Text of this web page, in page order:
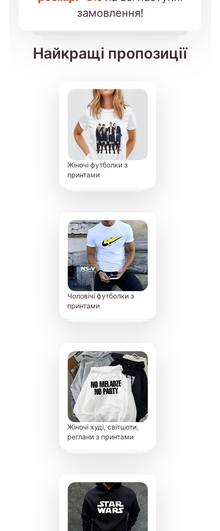
замовлення!
Найкращі пропозиції
Жіночі футболки з
принтами
Чоловічі футболки з
принтами
Жіночі худі, світшоти,
реглани з принтами